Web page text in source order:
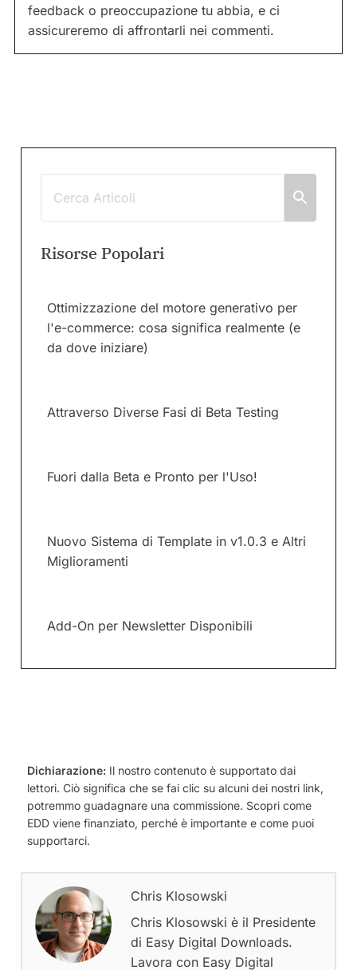
feedback o preoccupazione tu abbia, e ci
assicureremo di affrontarli nei commenti.
Risorse Popolari
Ottimizzazione del motore generativo per
l'e-commerce: cosa significa realmente (e
da dove iniziare)
Attraverso Diverse Fasi di Beta Testing
Fuori dalla Beta e Pronto per l'Uso!
Nuovo Sistema di Template in v1.0.3 e Altri
Miglioramenti
Add-On per Newsletter Disponibili
Dichiarazione: Il nostro contenuto è supportato dai
lettori. Ciò significa che se fai clic su alcuni dei nostri link,
potremmo guadagnare una commissione. Scopri come
EDD viene finanziato, perché è importante e come puoi
supportarci.
Chris Klosowski
Chris Klosowski è il Presidente
di Easy Digital Downloads.
Lavora con Easy Digital